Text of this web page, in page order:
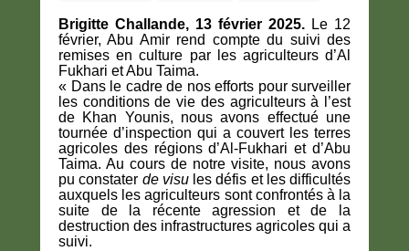
Brigitte Challande, 13 février 2025. Le 12
février, Abu Amir rend compte du suivi des
remises en culture par les agriculteurs d’Al
Fukhari et Abu Taima.
« Dans le cadre de nos efforts pour surveiller
les conditions de vie des agriculteurs à l’est
de Khan Younis, nous avons effectué une
tournée d’inspection qui a couvert les terres
agricoles des régions d’Al-Fukhari et d’Abu
Taima. Au cours de notre visite, nous avons
pu constater de visules défis et les difficultés
auxquels les agriculteurs sont confrontés à la
suite de la récente agression et de la
destruction des infrastructures agricoles qui a
suivi.